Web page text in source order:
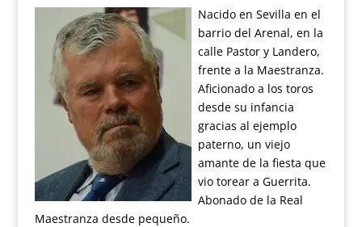
Nacido en Sevilla en el
barrio del Arenal, en la
calle Pastor y Landero,
frente a la Maestranza.
Aficionado a los toros
desde su infancia
gracias al ejemplo
paterno, un viejo
amante de la fiesta que
vio torear a Guerrita.
Abonado de la Real
Maestranza desde pequeño.